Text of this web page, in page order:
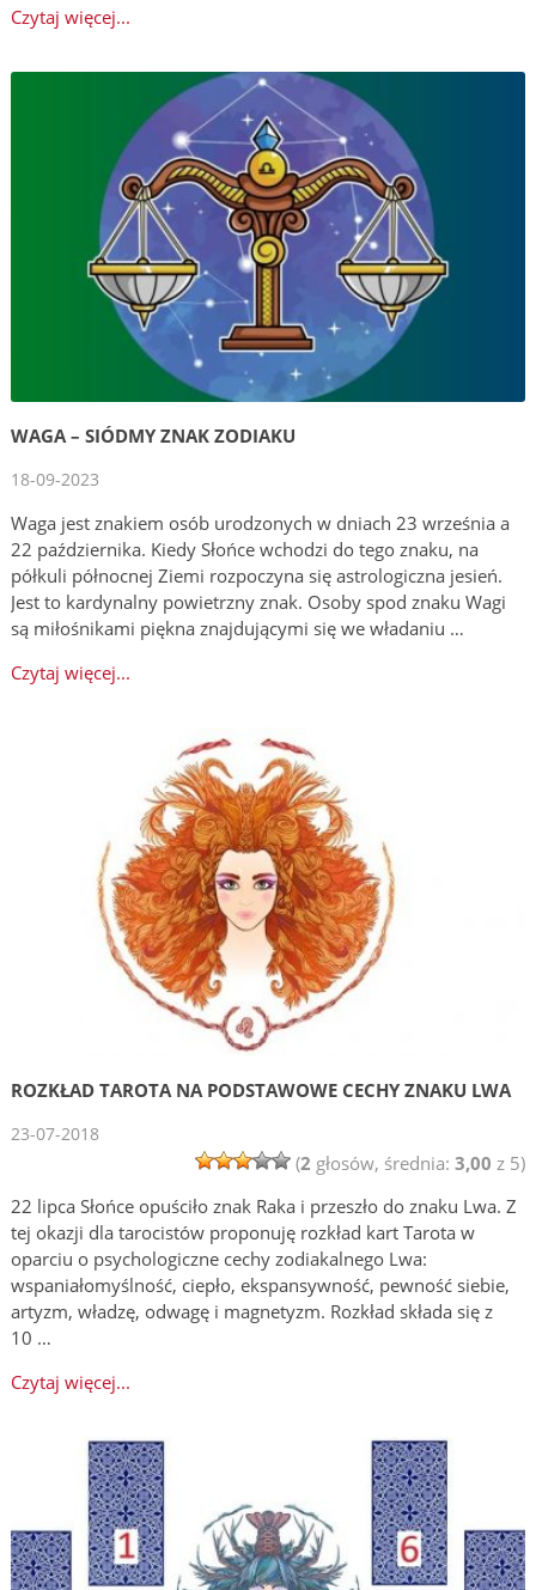
Czytaj więcej...
WAGA – SIÓDMY ZNAK ZODIAKU
18-09-2023
Waga jest znakiem osób urodzonych w dniach 23 września a
22 października. Kiedy Słońce wchodzi do tego znaku, na
półkuli północnej Ziemi rozpoczyna się astrologiczna jesień.
Jest to kardynalny powietrzny znak. Osoby spod znaku Wagi
są miłośnikami piękna znajdującymi się we władaniu …
Czytaj więcej...
ROZKŁAD TAROTA NA PODSTAWOWE CECHY ZNAKU LWA
23-07-2018
(2 głosów, średnia: 3,00 z 5)
22 lipca Słońce opuściło znak Raka i przeszło do znaku Lwa. Z
tej okazji dla tarocistów proponuję rozkład kart Tarota w
oparciu o psychologiczne cechy zodiakalnego Lwa:
wspaniałomyślność, ciepło, ekspansywność, pewność siebie,
artyzm, władzę, odwagę i magnetyzm. Rozkład składa się z
10 …
Czytaj więcej...